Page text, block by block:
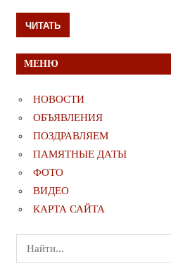
ЧИТАТЬ
МЕНЮ
НОВОСТИ
ОБЪЯВЛЕНИЯ
ПОЗДРАВЛЯЕМ
ПАМЯТНЫЕ ДАТЫ
ФОТО
ВИДЕО
КАРТА САЙТА
Поиск
для: